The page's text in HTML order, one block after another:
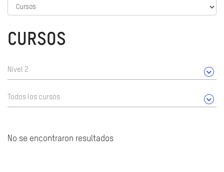
CURSOS
Nivel 2
Todos los cursos
No se encontraron resultados